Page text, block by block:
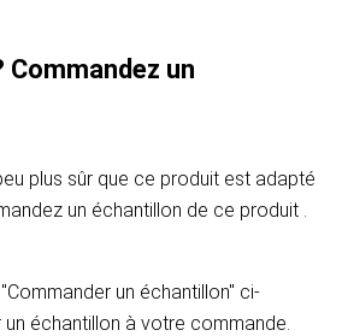
Commandez un
plus sûr que ce produit est adapté
un échantillon de ce produit .
un échantillon" ci-
échantillon à votre commande.